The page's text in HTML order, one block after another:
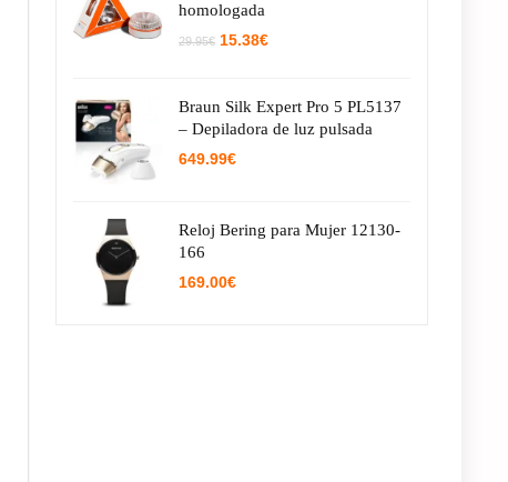
homologada
29.95€ El
29.95€.
15.38€El
15.38€.
Braun Silk Expert Pro 5 PL5137
– Depiladora de luz pulsada
649.99€
Reloj Bering para Mujer 12130-
166
169.00€